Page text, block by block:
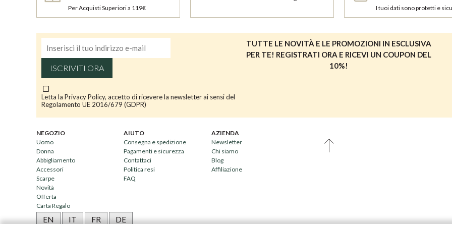
Per Acquisti Superiori a 119€ I tuoi dati sono protetti e
ISCRIVITI ORA
Letta la Privacy Policy, accetto di ricevere la newsletter ai sensi del
Regolamento UE 2016/679 (GDPR)
TUTTE LE NOVITÀ E LE PROMOZIONI IN ESCLUSIVA
PER TE! REGISTRATI ORA E RICEVI UN COUPON DEL
10%!
NEGOZIO
Uomo
Donna
Abbigliamento
Accessori
Scarpe
Novità
Offerta
Carta Regalo
AIUTO
Consegna e spedizione
Pagamenti e sicurezza
Contattaci
Politica resi
FAQ
AZIENDA
Newsletter
Chi siamo
Blog
Affiliazione
EN IT FR DE